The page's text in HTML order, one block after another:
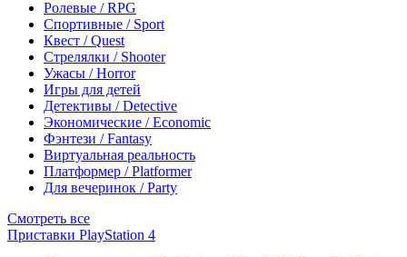
Ролевые / RPG
Спортивные / Sport
Квест / Quest
Стрелялки / Shooter
Ужасы / Horror
Игры для детей
Детективы / Detective
Экономические / Economic
Фэнтези / Fantasy
Виртуальная реальность
Платформер / Platformer
Для вечеринок / Party
Смотреть все
Приставки PlayStation 4